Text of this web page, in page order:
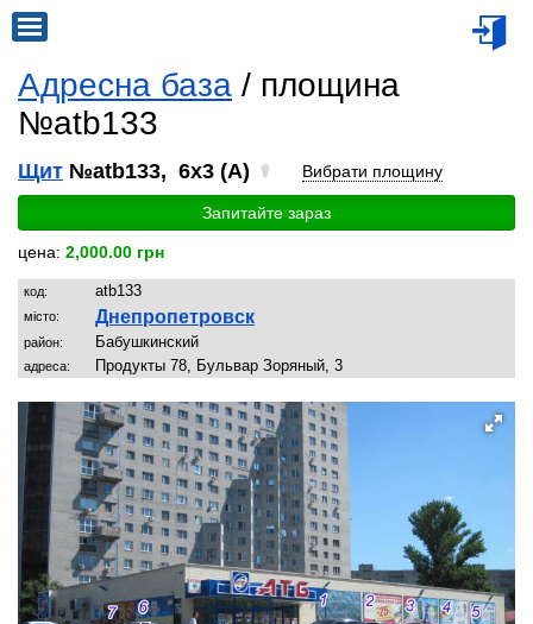
Адресна база / площина
№atb133
Щит №atb133, 6x3 (A) Вибрати площину
Запитайте зараз
цена: 2,000.00 грн
код: atb133
місто: Днепропетровск
район: Бабушкинский
адреса: Продукты 78, Бульвар Зоряный, 3